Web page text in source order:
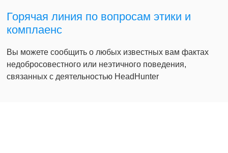
Горячая линия по вопросам этики и
комплаенс
Вы можете сообщить о любых известных вам фактах
недобросовестного или неэтичного поведения,
связанных с деятельностью HeadHunter